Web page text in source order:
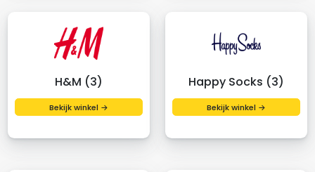
H&M (3)
Bekijk winkel →
Happy Socks (3)
Bekijk winkel →